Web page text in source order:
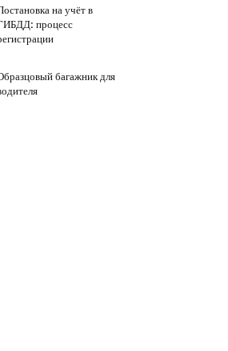
на учёт в
процесс
багажник для